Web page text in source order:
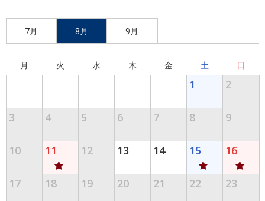
7月 8月 9月
月 火 水 木 金 土 日
1 2
3 4 5 6 7 8 9
10 11 12 13 14 15 16
17 18 19 20 21 22 23